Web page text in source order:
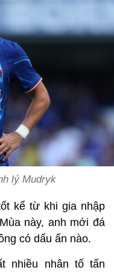
lý Mudryk
kể từ khi gia nhập
này, anh mới đá
có dấu ấn nào.
nhiều nhân tố tấn